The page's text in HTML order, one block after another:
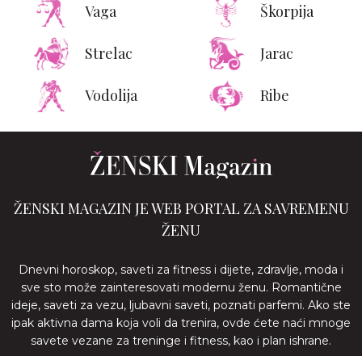
Vaga Škorpija
Strelac Jarac
Vodolija Ribe
ŽENSKI MAGAZIN JE WEB PORTAL ZA SAVREMENU
ŽENU
Dnevni horoskop, saveti za fitness i dijete, zdravlje, moda i
sve sto može zainteresovati modernu ženu. Romantične
ideje, saveti za vezu, ljubavni saveti, poznati parfemi. Ako ste
ipak aktivna dama koja voli da trenira, ovde ćete naći mnoge
savete vezane za treninge i fitness, kao i plan ishrane.